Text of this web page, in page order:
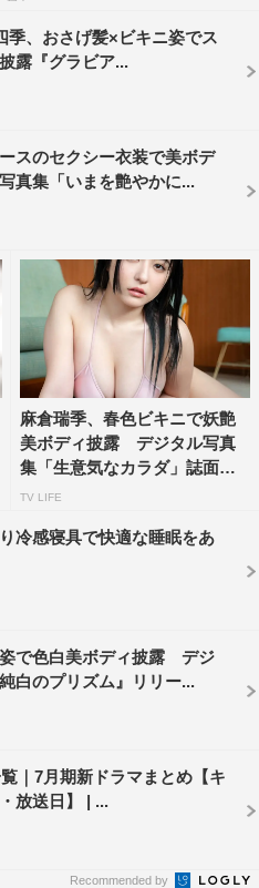
季、おさげ髪×ビキニ姿でス
露『グラビア...
スのセクシー衣装で美ボデ
真集「いまを艶やかに...
麻倉瑞季、春色ビキニで妖艶
美ボディ披露 デジタル写真
集「生意気なカラダ」誌面カ
ッ...
TV LIFE
冷感寝具で快適な睡眠をあ
で色白美ボディ披露 デジ
白のプリズム』リリー...
｜7月期新ドラマまとめ【キ
放送日】 | ...
Recommended by